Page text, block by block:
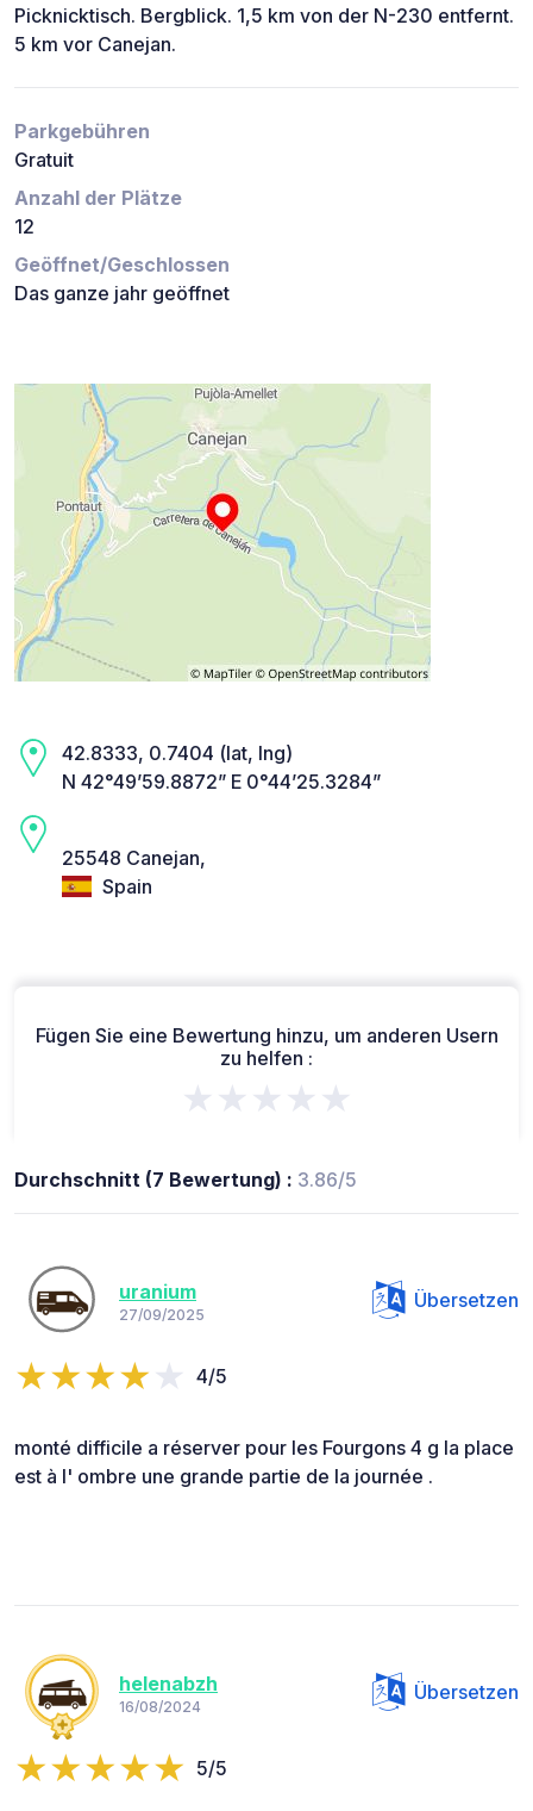
Picknicktisch. Bergblick. 1,5 km von der N-230 entfernt.
5 km vor Canejan.
Parkgebühren
Gratuit
Anzahl der Plätze
12
Geöffnet/Geschlossen
Das ganze jahr geöffnet
42.8333, 0.7404 (lat, lng)
N 42°49’59.8872” E 0°44’25.3284”
25548 Canejan,
Spain
Fügen Sie eine Bewertung hinzu, um anderen Usern
zu helfen :
★★★★★
Durchschnitt (7 Bewertung) : 3.86/5
uranium
27/09/2025
Übersetzen
4/5
monté difficile a réserver pour les Fourgons 4 g la place
est à l' ombre une grande partie de la journée .
helenabzh
16/08/2024
Übersetzen
5/5